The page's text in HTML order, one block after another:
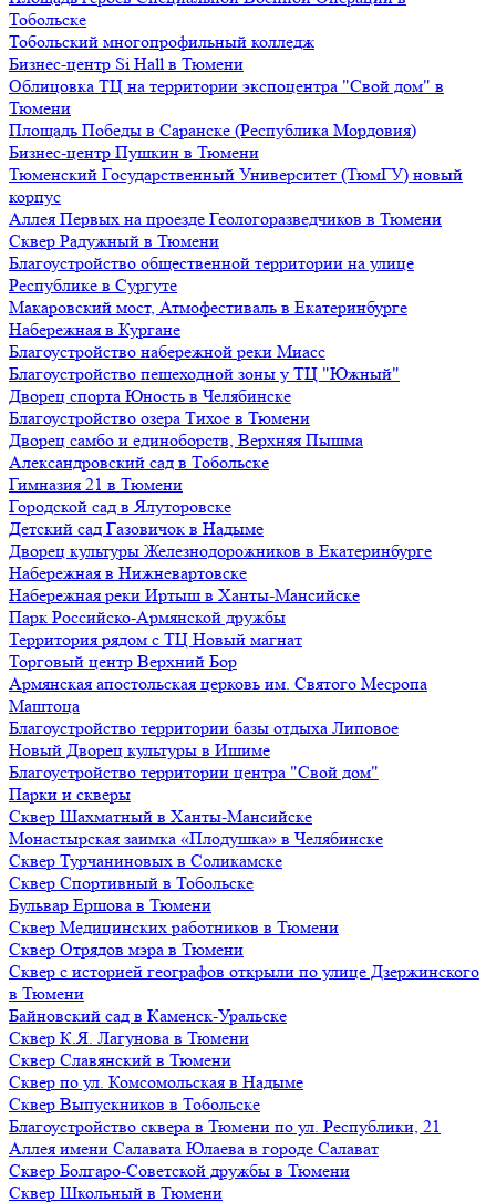
Тобольске
Тобольский многопрофильный колледж
Бизнес-центр Si Hall в Тюмени
Облицовка ТЦ на территории экспоцентра "Свой дом" в
Тюмени
Площадь Победы в Саранске (Республика Мордовия)
Бизнес-центр Пушкин в Тюмени
Тюменский Государственный Университет (ТюмГУ) новый
корпус
Аллея Первых на проезде Геологоразведчиков в Тюмени
Сквер Радужный в Тюмени
Благоустройство общественной территории на улице
Республике в Сургуте
Макаровский мост, Атмофестиваль в Екатеринбурге
Набережная в Кургане
Благоустройство набережной реки Миасс
Благоустройство пешеходной зоны у ТЦ "Южный"
Дворец спорта Юность в Челябинске
Благоустройство озера Тихое в Тюмени
Дворец самбо и единоборств, Верхняя Пышма
Александровский сад в Тобольске
Гимназия 21 в Тюмени
Городской сад в Ялуторовске
Детский сад Газовичок в Надыме
Дворец культуры Железнодорожников в Екатеринбурге
Набережная в Нижневартовске
Набережная реки Иртыш в Ханты-Мансийске
Парк Российско-Армянской дружбы
Территория рядом с ТЦ Новый магнат
Торговый центр Верхний Бор
Армянская апостольская церковь им. Святого Месропа
Маштоца
Благоустройство территории базы отдыха Липовое
Нoвый Двoрeц культуры в Ишимe
Благоустройство территории центра "Свой дом"
Парки и скверы
Сквер Шахматный в Ханты-Мансийске
Монастырская заимка «Плодушка» в Челябинске
Сквер Турчаниновых в Соликамске
Сквер Спортивный в Тобольске
Бульвар Ершова в Тюмени
Сквер Медицинских работников в Тюмени
Сквер Отрядов мэра в Тюмени
Сквер с историей географов открыли по улице Дзержинского
в Тюмени
Байновский сад в Каменск-Уральске
Сквер К.Я. Лагунова в Тюмени
Сквер Славянский в Тюмени
Сквер по ул. Комсомольская в Надыме
Сквер Выпускников в Тобольске
Благоустройство сквера в Тюмени по ул. Республики, 21
Аллея имени Салавата Юлаева в городе Салават
Сквер Болгаро-Советской дружбы в Тюмени
Сквер Школьный в Тюмени